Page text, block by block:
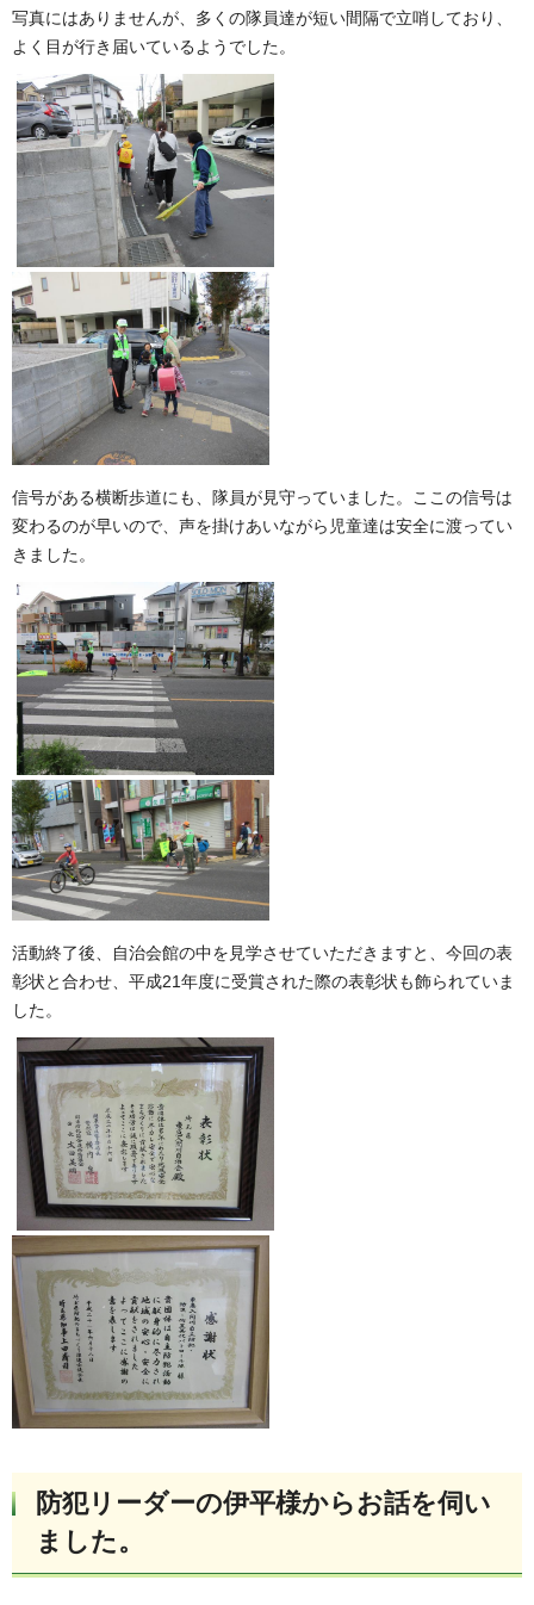
写真にはありませんが、多くの隊員達が短い間隔で立哨しており、
よく目が行き届いているようでした。
信号がある横断歩道にも、隊員が見守っていました。ここの信号は
変わるのが早いので、声を掛けあいながら児童達は安全に渡ってい
きました。
活動終了後、自治会館の中を見学させていただきますと、今回の表
彰状と合わせ、平成21年度に受賞された際の表彰状も飾られていま
した。
防犯リーダーの伊平様からお話を伺い
ました。